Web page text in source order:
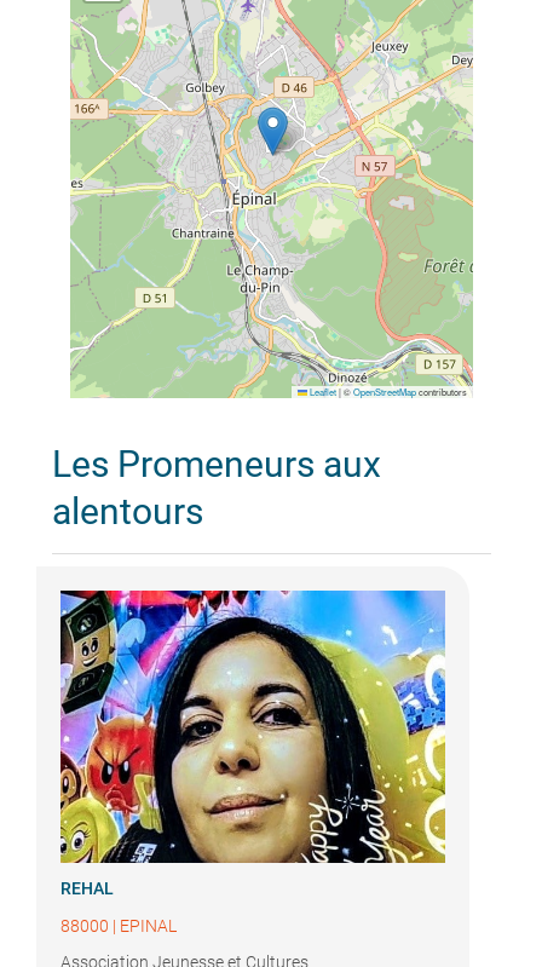
Leaflet |©OpenStreetMapcontributors
Les Promeneurs aux
alentours
REHAL
88000 | EPINAL
Association Jeunesse et Cultures